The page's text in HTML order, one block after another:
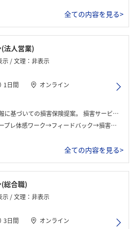
全ての内容を見る>
(法人営業)
示 / 文理：非表示
1日間
オンライン
害保険提案。 損害サービスでは交通事故映像をもとに過失割合の判断をする。
ク→フィードバック→損害サービス体感ワーク→フィードバック
全ての内容を見る>
(総合職)
示 / 文理：非表示
3日間
オンライン